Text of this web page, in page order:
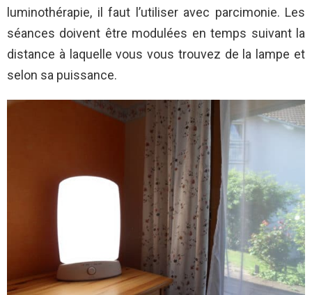
luminothérapie, il faut l’utiliser avec parcimonie. Les
séances doivent être modulées en temps suivant la
distance à laquelle vous vous trouvez de la lampe et
selon sa puissance.